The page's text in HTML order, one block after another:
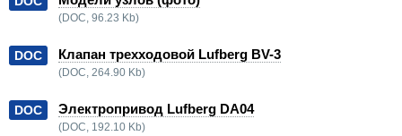
(DOC, 96.23 Kb)
DOC Клапан трехходовой Lufberg BV-3
(DOC, 264.90 Kb)
DOC Электропривод Lufberg DA04
(DOC, 192.10 Kb)